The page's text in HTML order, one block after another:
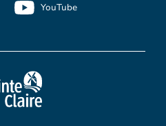
YouTube